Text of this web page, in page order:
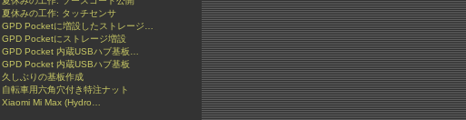
夏休みの工作: タッチセンサ
GPD Pocketに増設したストレージ…
GPD Pocketにストレージ増設
GPD Pocket 内蔵USBハブ基板…
GPD Pocket 内蔵USBハブ基板
久しぶりの基板作成
自転車用六角穴付き特注ナット
Xiaomi Mi Max (Hydro…